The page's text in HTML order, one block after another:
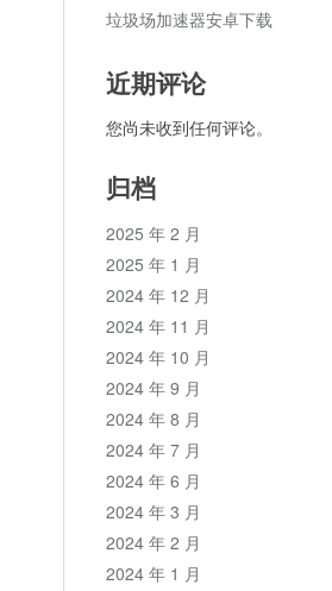
垃圾场加速器安卓下载
近期评论
您尚未收到任何评论。
归档
2025 年 2 月
2025 年 1 月
2024 年 12 月
2024 年 11 月
2024 年 10 月
2024 年 9 月
2024 年 8 月
2024 年 7 月
2024 年 6 月
2024 年 3 月
2024 年 2 月
2024 年 1 月